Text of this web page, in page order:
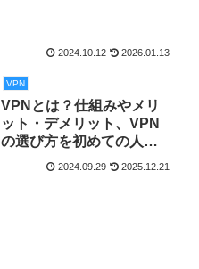
2024.10.12 2026.01.13
VPN
VPNとは？仕組みやメリ
ット・デメリット、VPN
の選び方を初めての人に
も分かりやすく解説
2024.09.29 2025.12.21